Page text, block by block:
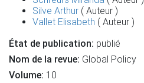
Silve Arthur ( Auteur )
Vallet Elisabeth ( Auteur )
État de publication: publié
Nom de la revue: Global Policy
Volume: 10